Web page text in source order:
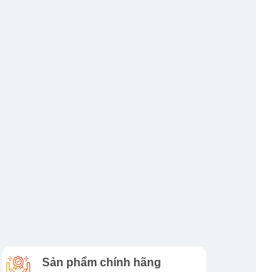
Sản phẩm chính hãng